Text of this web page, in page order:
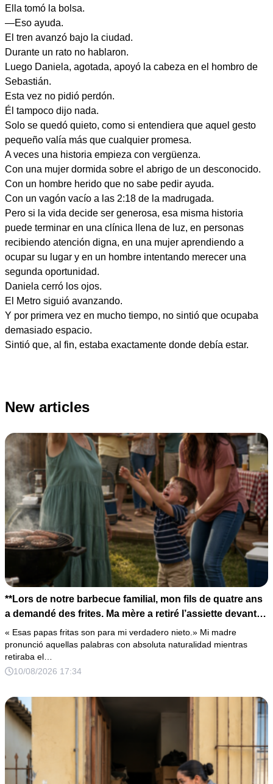
Ella tomó la bolsa.
—Eso ayuda.
El tren avanzó bajo la ciudad.
Durante un rato no hablaron.
Luego Daniela, agotada, apoyó la cabeza en el hombro de
Sebastián.
Esta vez no pidió perdón.
Él tampoco dijo nada.
Solo se quedó quieto, como si entendiera que aquel gesto
pequeño valía más que cualquier promesa.
A veces una historia empieza con vergüenza.
Con una mujer dormida sobre el abrigo de un desconocido.
Con un hombre herido que no sabe pedir ayuda.
Con un vagón vacío a las 2:18 de la madrugada.
Pero si la vida decide ser generosa, esa misma historia
puede terminar en una clínica llena de luz, en personas
recibiendo atención digna, en una mujer aprendiendo a
ocupar su lugar y en un hombre intentando merecer una
segunda oportunidad.
Daniela cerró los ojos.
El Metro siguió avanzando.
Y por primera vez en mucho tiempo, no sintió que ocupaba
demasiado espacio.
Sintió que, al fin, estaba exactamente donde debía estar.
New articles
**Lors de notre barbecue familial, mon fils de quatre ans
a demandé des frites. Ma mère a retiré l’assiette devant
lui en déclarant : « Celles-ci sont pour mon véritable
petit-fils. » Tout le monde a éclaté de rire. Sans dire un
mot, je lui ai pris la main et nous sommes partis dîner
ailleurs. Avant minuit, mon téléphone n’arrêtait plus de
toujours par le même mot : « Souviens-toi… »**
« Esas papas fritas son para mi verdadero nieto.» Mi madre
pronunció aquellas palabras con absoluta naturalidad mientras
retiraba el…
10/08/2026 17:34